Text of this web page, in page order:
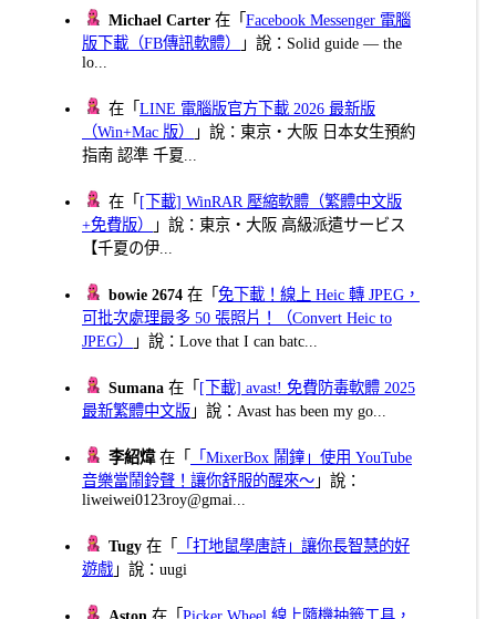
Michael Carter 在「Facebook Messenger 電腦
版下載（FB傳訊軟體）
」說：Solid guide — the
lo...
在「LINE 電腦版官方下載 2026 最新版
（Win+Mac 版）
」說：東京・大阪 日本女生預約
指南 認準 千夏...
在「 [下載] WinRAR 壓縮軟體（繁體中文版
+免費版）
」說：東京・大阪 高級派遣サービス
【千夏の伊...
bowie 2674 在「免下載！線上 Heic 轉 JPEG，
可批次處理最多 50 張照片！（Convert Heic to
JPEG）
」說：Love that I can batc...
Sumana 在「 [下載] avast! 免費防毒軟體 2025
最新繁體中文版 」說：Avast has been my go...
李紹煒在「
「MixerBox 鬧鐘」使用 YouTube
音樂當鬧鈴聲！讓你舒服的醒來～ 」說：
liweiwei0123roy@gmai...
Tugy 在「
「打地鼠學唐詩」讓你長智慧的好
遊戲 」說：uugi